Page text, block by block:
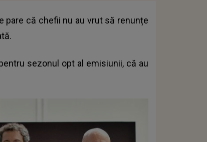
pare că chefii nu au vrut să renunțe
sezonul opt al emisiunii, că au